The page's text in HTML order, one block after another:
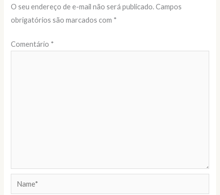
O seu endereço de e-mail não será publicado. Campos
obrigatórios são marcados com *
Comentário *
Name*